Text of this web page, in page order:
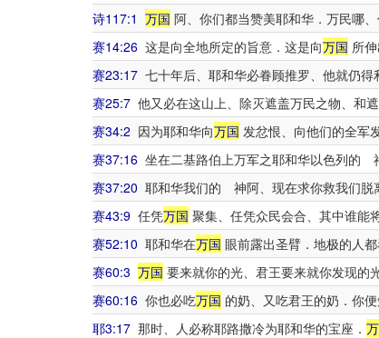
诗117:1 万国 阿、你们都当赞美耶和华．万民哪、
赛14:26 这是向全地所定的旨意．这是向万国 所伸
赛23:17 七十年后、耶和华必眷顾推罗、他就仍
赛25:7 他又必在这山上、除灭遮盖万民之物、和
赛34:2 因为耶和华向万国 发忿恨、向他们的全军
赛37:16 坐在二基路伯上万军之耶和华以色列的
赛37:20 耶和华我们的 神阿、现在求你救我们脱
赛43:9 任凭万国 聚集、任凭众民会合、其中谁能
赛52:10 耶和华在万国 眼前露出圣臂．地极的人
赛60:3 万国 要来就你的光、君王要来就你发现的光
赛60:16 你也必吃万国 的奶、又吃君王的奶．你
耶3:17 那时、人必称耶路撒冷为耶和华的宝座．